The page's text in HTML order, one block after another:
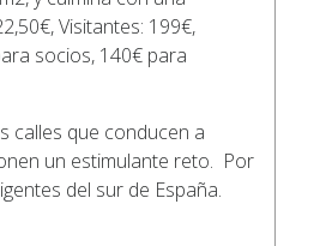
Visitantes: 199€,
socios, 140€ para
calles que conducen a
un estimulante reto. Por
del sur de España.